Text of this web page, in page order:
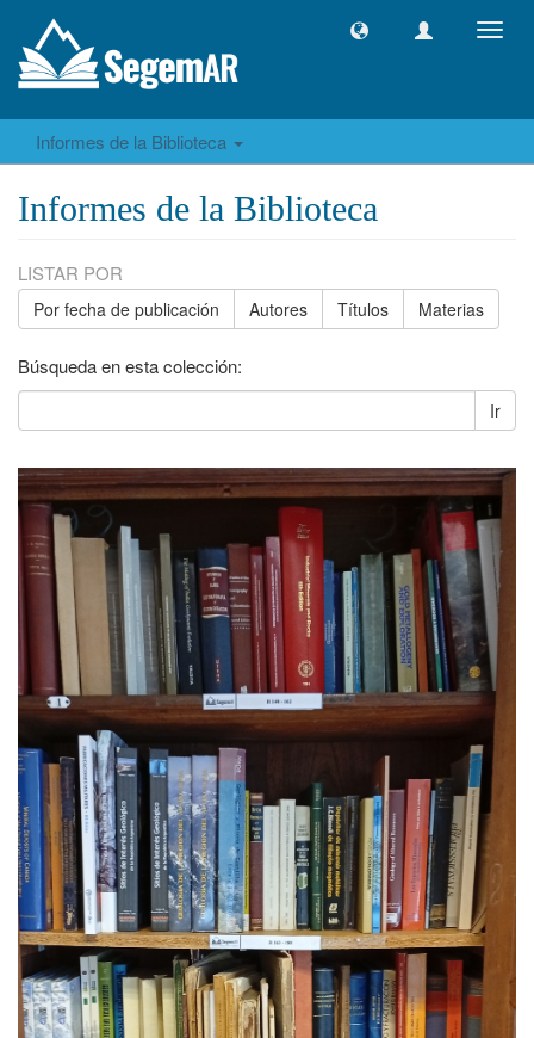
Informes de la Biblioteca
Informes de la Biblioteca
LISTAR POR
Por fecha de publicación Autores Títulos Materias
Búsqueda en esta colección:
Ir